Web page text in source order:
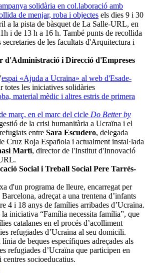
solidària en col.laboració amb
de menjar, roba i objectes els dies 9 i 30
a la pista de bàsquet de La Salle-URL, en
i de 13 h a 16 h. També punts de recollida
secretaries de les facultats d'Arquitectura i
d'Administració i Direcció d'Empreses
espai «Ajuda a Ucraïna» al web d'Esade-
totes les iniciatives solidàries
material mèdic i altres estris de primera
març, en el marc del cicle Do Better by
de la crisi humanitària a Ucraïna i el
entre Sara Escudero, delegada
Cruz Roja Española i actualment instal·lada
Martí, director de l'Institut d'Innovació
Social i Treball Social Pere Tarrés-
d'un programa de lleure, encarregat per
adreçat a una trentena d’infants
4 i 18 anys de famílies arribades d’Ucraïna.
iniciativa “Família necessita família”, que
catalanes en el procés d’acolliment
refugiades d’Ucraïna al seu domicili.
de beques específiques adreçades als
refugiades d’Ucraïna que participen en
centres socioeducatius.